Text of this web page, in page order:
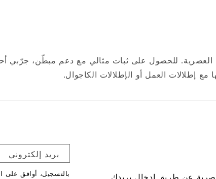
العصرية. للحصول على ثبات مثالي مع دعم مبطّن، جرّبي
مع إطلالات العمل أو الإطلالات الكاجوال.
بريد إلكتروني
بالتسجيل، أوافق على